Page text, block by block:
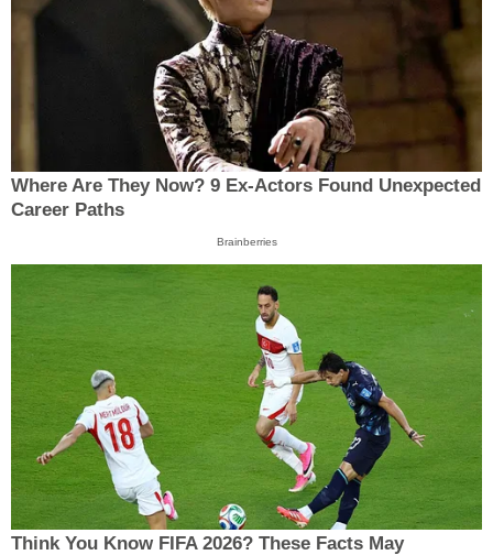
Where Are They Now? 9 Ex-Actors Found Unexpected
Career Paths
Brainberries
Think You Know FIFA 2026? These Facts May